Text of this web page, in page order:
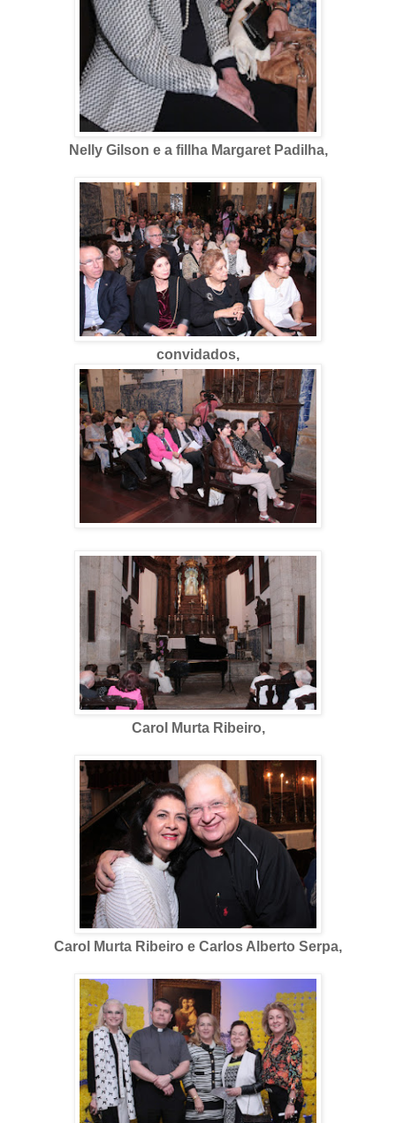
Nelly Gilson e a fillha Margaret Padilha,
convidados,
Carol Murta Ribeiro,
Carol Murta Ribeiro e Carlos Alberto Serpa,